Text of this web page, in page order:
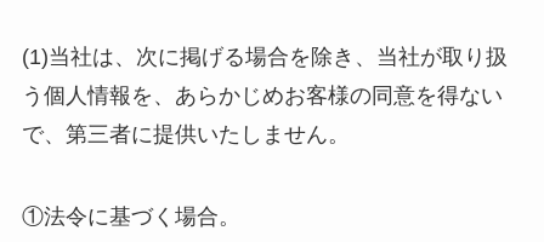
(1)当社は、次に掲げる場合を除き、当社が取り扱
う個人情報を、あらかじめお客様の同意を得ない
で、第三者に提供いたしません。
①法令に基づく場合。